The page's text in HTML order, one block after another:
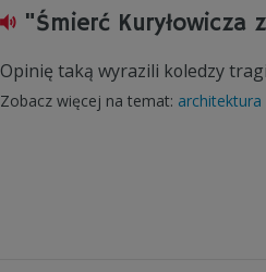
"Śmierć
Opinię taką wyrazili koledzy
Zobacz więcej na temat: architektura